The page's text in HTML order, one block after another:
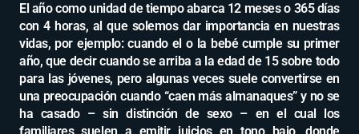
El año como unidad de tiempo abarca 12 meses o 365 días
con 4 horas, al que solemos dar importancia en nuestras
vidas, por ejemplo: cuando el o la bebé cumple su primer
año, que decir cuando se arriba a la edad de 15 sobre todo
para las jóvenes, pero algunas veces suele convertirse en
una preocupación cuando “caen más almanaques” y no se
ha casado – sin distinción de sexo – en el cual los